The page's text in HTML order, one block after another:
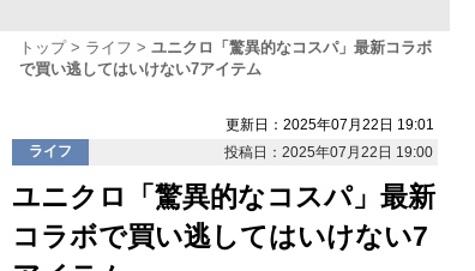
トップ ライフ
ユニクロ「驚異的なコスパ」最新コラボ
で買い逃してはいけない7アイテム
更新日：2025年07月22日 19:01
ライフ
投稿日：2025年07月22日 19:00
ユニクロ「驚異的なコスパ」最新
コラボで買い逃してはいけない7